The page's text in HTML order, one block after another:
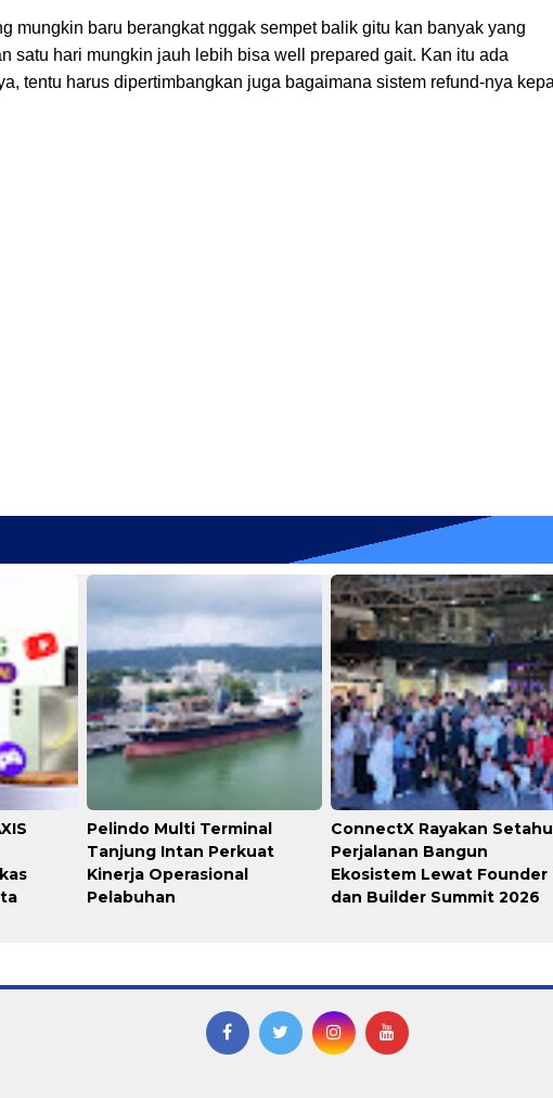
mungkin baru berangkat nggak sempet balik gitu kan banyak yang
satu hari mungkin jauh lebih bisa well prepared gait. Kan itu ada
tentu harus dipertimbangkan juga bagaimana sistem refund-nya
Pelindo Multi Terminal
Tanjung Intan Perkuat
Kinerja Operasional
Pelabuhan
ConnectX Rayakan
Perjalanan Bangun
Ekosistem Lewat Founder
dan Builder Summit 2026